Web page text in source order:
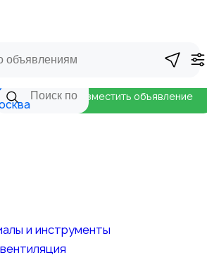
Разместить объявление
и инструменты